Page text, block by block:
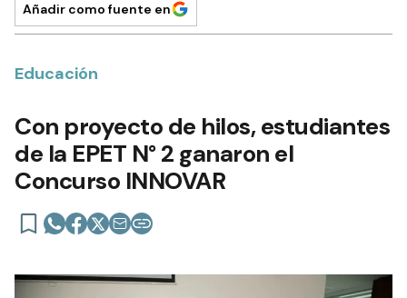
Añadir como fuente en
Educación
Con proyecto de hilos, estudiantes
de la EPET N° 2 ganaron el
Concurso INNOVAR